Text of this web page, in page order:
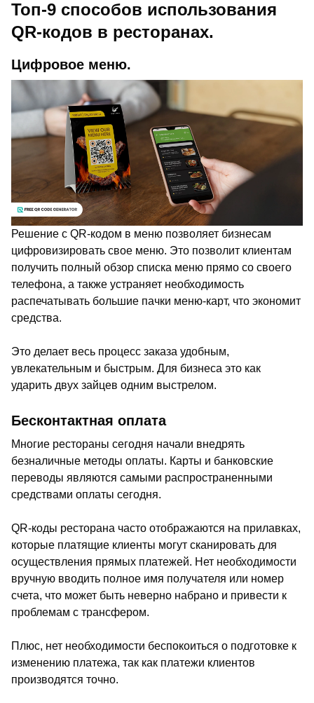
Топ-9 способов использования
QR-кодов в ресторанах.
Цифровое меню.
Решение с QR-кодом в меню позволяет бизнесам
цифровизировать свое меню. Это позволит клиентам
получить полный обзор списка меню прямо со своего
телефона, а также устраняет необходимость
распечатывать большие пачки меню-карт, что экономит
средства.
Это делает весь процесс заказа удобным,
увлекательным и быстрым. Для бизнеса это как
ударить двух зайцев одним выстрелом.
Бесконтактная оплата
Многие рестораны сегодня начали внедрять
безналичные методы оплаты. Карты и банковские
переводы являются самыми распространенными
средствами оплаты сегодня.
QR-коды ресторана часто отображаются на прилавках,
которые платящие клиенты могут сканировать для
осуществления прямых платежей. Нет необходимости
вручную вводить полное имя получателя или номер
счета, что может быть неверно набрано и привести к
проблемам с трансфером.
Плюс, нет необходимости беспокоиться о подготовке к
изменению платежа, так как платежи клиентов
производятся точно.